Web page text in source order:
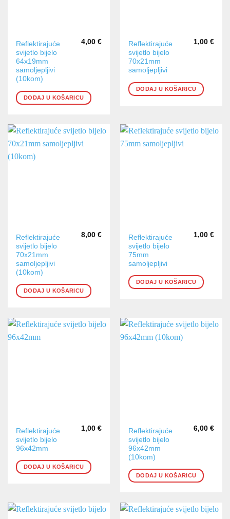
Reflektirajuće
svijetlo bijelo
64x19mm
samoljepljivi
(10kom)
4,00 €
DODAJ U KOŠARICU
Reflektirajuće
svijetlo bijelo
70x21mm
samoljepljivi
1,00 €
DODAJ U KOŠARICU
Reflektirajuće
svijetlo bijelo
70x21mm
samoljepljivi
(10kom)
8,00 €
DODAJ U KOŠARICU
Reflektirajuće
svijetlo bijelo
75mm
samoljepljivi
1,00 €
DODAJ U KOŠARICU
Reflektirajuće
svijetlo bijelo
96x42mm
1,00 €
DODAJ U KOŠARICU
Reflektirajuće
svijetlo bijelo
96x42mm
(10kom)
6,00 €
DODAJ U KOŠARICU